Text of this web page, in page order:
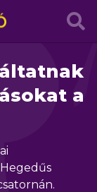
a